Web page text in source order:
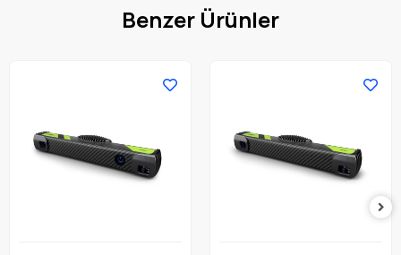
Benzer Ürünler